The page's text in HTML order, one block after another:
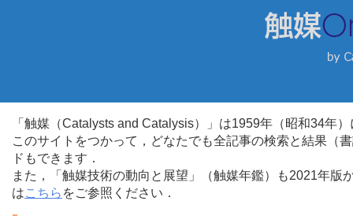
「触媒（Catalysts and Catalysis）」は1959年（昭和34年
このサイトをつかって，どなたでも全記事の検索と結果（
ドもできます．
また，「触媒技術の動向と展望」（触媒年鑑）も2021年
はこちら をご参照ください．